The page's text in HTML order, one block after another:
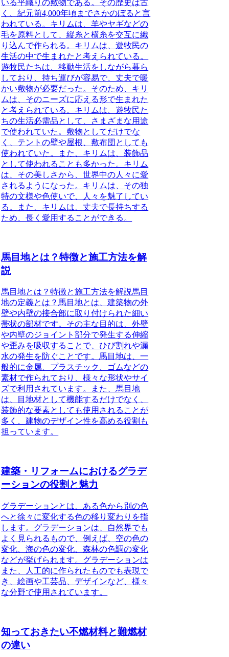
いる平織りの敷物である。その歴史は古
く、紀元前4,000年頃までさかのぼると言
われている。キリムは、羊やヤギなどの
毛を原料として、縦糸と横糸を交互に織
り込んで作られる。キリムは、遊牧民の
生活の中で生まれたと考えられている。
遊牧民たちは、移動生活をしながら暮ら
しており、持ち運びが容易で、丈夫で暖
かい敷物が必要だった。そのため、キリ
ムは、そのニーズに応える形で生まれた
と考えられている。キリムは、遊牧民た
ちの生活必需品として、さまざまな用途
で使われていた。敷物としてだけでな
く、テントの壁や屋根、敷布団としても
使われていた。また、キリムは、装飾品
として使われることも多かった。キリム
は、その美しさから、世界中の人々に愛
されるようになった。キリムは、その独
特の文様や色使いで、人々を魅了してい
る。また、キリムは、丈夫で長持ちする
ため、長く愛用することができる。
馬目地とは？特徴と施工方法を解
説
馬目地とは？特徴と施工方法を解説馬目
地の定義とは？馬目地とは、建築物の外
壁や内壁の接合部に取り付けられた細い
帯状の部材です。その主な目的は、外壁
や内壁のジョイント部分で発生する伸縮
や歪みを吸収することで、ひび割れや漏
水の発生を防ぐことです。馬目地は、一
般的に金属、プラスチック、ゴムなどの
素材で作られており、様々な形状やサイ
ズで利用されています。また、馬目地
は、目地材として機能するだけでなく、
装飾的な要素としても使用されることが
多く、建物のデザイン性を高める役割も
担っています。
建築・リフォームにおけるグラデ
ーションの役割と魅力
グラデーションとは、ある色から別の色
へと徐々に変化する色の移り変わりを指
します。グラデーションは、自然界でも
よく見られるもので、例えば、空の色の
変化、海の色の変化、森林の色調の変化
などが挙げられます。グラデーションは
また、人工的に作られたものでも表現で
き、絵画や工芸品、デザインなど、様々
な分野で使用されています。
知っておきたい不燃材料と難燃材
の違い